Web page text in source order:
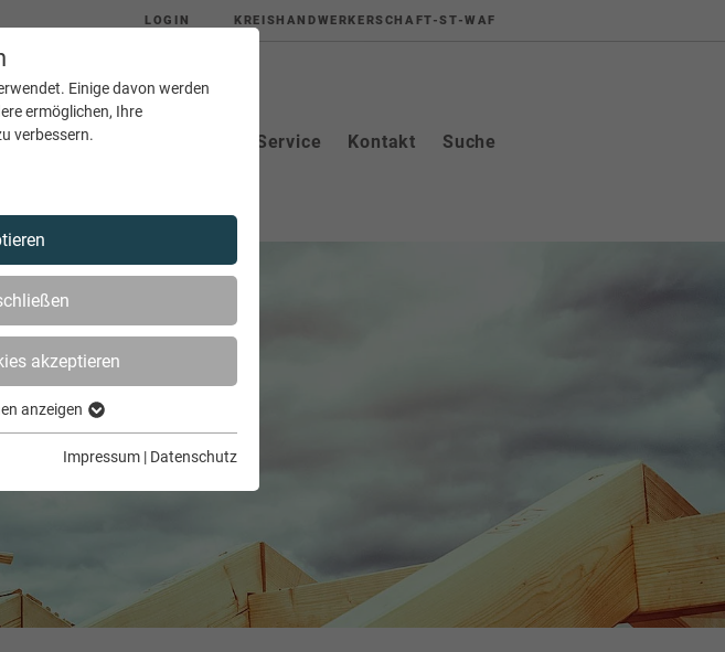
Einige davon werden
ermöglichen, Ihre
verbessern.
akzeptieren
anzeigen
Impressum | Datenschutz
LOGIN KREISHANDWERKERSCHAFT-ST-WAF
(current)
Ausbildung Service Kontakt Suche